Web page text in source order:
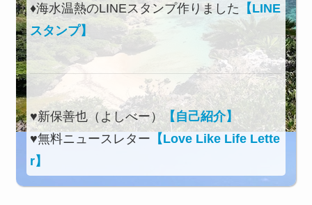
♦海水温熱のLINEスタンプ作りました 【LINE
スタンプ】
♥新保善也（よしべー） 【自己紹介】
♥無料ニュースレター 【Love Like Life Lette
r】